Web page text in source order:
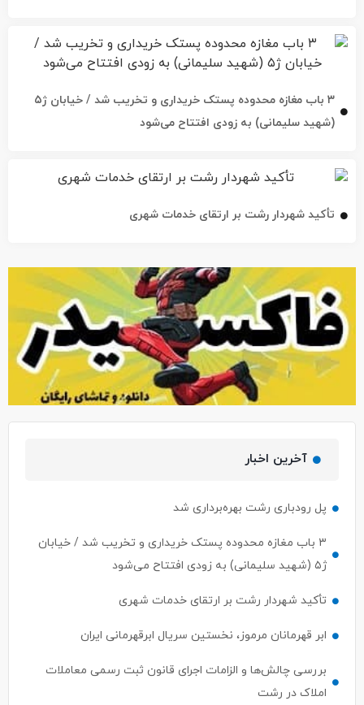
تأکید شهردار رشت بر ارتقای خدمات شهری
آخرین اخبار
۳ باب مغازه محدوده پستک خریداری و تخریب شد / خیابان
تأکید شهردار رشت بر ارتقای خدمات شهری
ابر قهرمانان مرموز، نخستین سریال ابرقهرمانی ایران
بررسی چالش‌ها و الزامات اجرای قانون ثبت رسمی معاملات